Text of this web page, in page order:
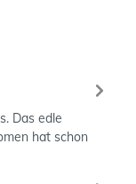
Das edle
hat schon